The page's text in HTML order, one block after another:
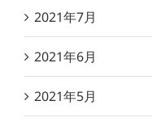
2021年7月
2021年6月
2021年5月